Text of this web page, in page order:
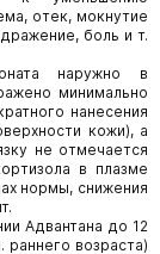
отек, мокнутие
боль и т.
наружно в
минимально
нанесения
кожи), а
не отмечается
в плазме
нормы, снижения
Адвантана до 12
возраста)